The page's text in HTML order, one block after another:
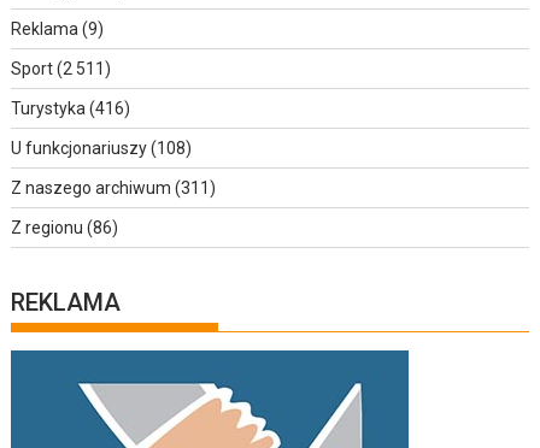
Reklama (9)
Sport(2 511)
Turystyka (416)
U funkcjonariuszy(108)
Z naszego archiwum (311)
Z regionu (86)
REKLAMA